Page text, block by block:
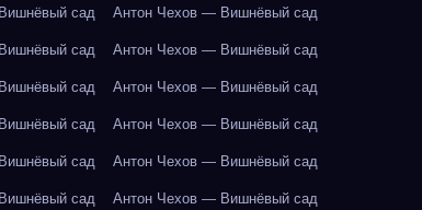
сад Антон Чехов — Вишнёвый сад
сад Антон Чехов — Вишнёвый сад
сад Антон Чехов — Вишнёвый сад
сад Антон Чехов — Вишнёвый сад
сад Антон Чехов — Вишнёвый сад
сад Антон Чехов — Вишнёвый сад